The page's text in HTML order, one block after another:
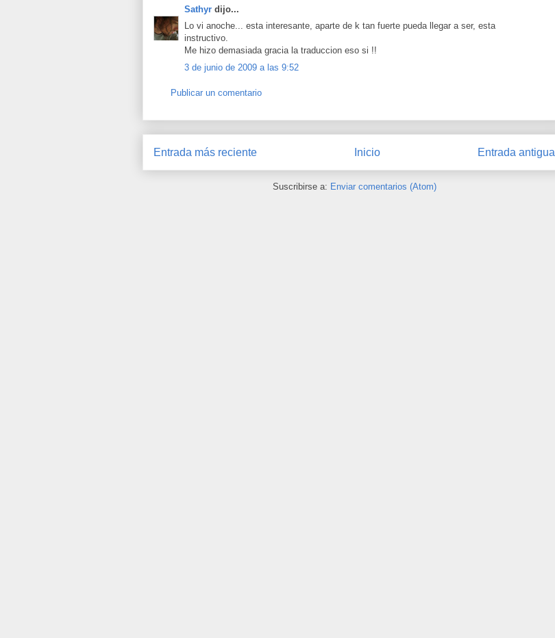
Sathyr dijo...
Lo vi anoche... esta interesante, aparte de k tan fuerte pueda llegar a ser, esta
instructivo.
Me hizo demasiada gracia la traduccion eso si !!
3 de junio de 2009 a las 9:52
Publicar un comentario
Entrada más reciente Entrada antigua
Inicio
Suscribirse a: Enviar comentarios (Atom)